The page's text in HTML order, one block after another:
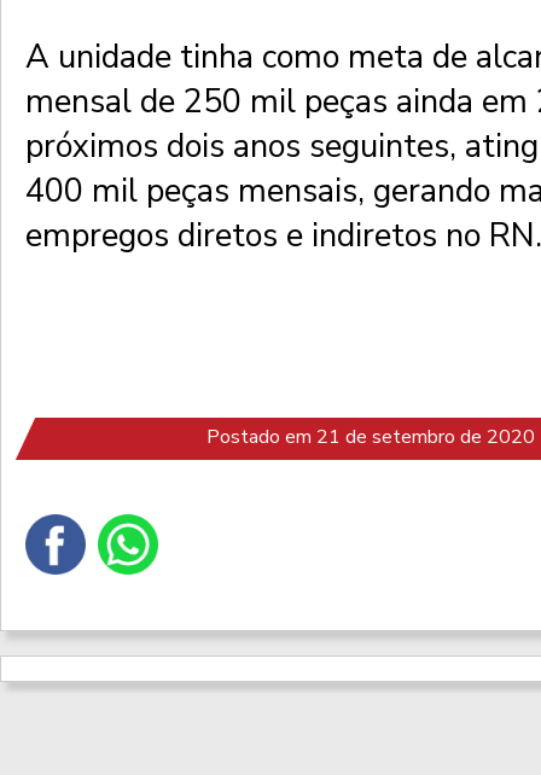
A unidade tinha como meta de
mensal de 250 mil peças ainda em
próximos dois anos seguintes,
400 mil peças mensais, gerando
empregos diretos e indiretos no RN.
Postado em 21 de setembro de